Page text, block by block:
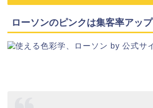
ローソンのピンクは集客率アップ